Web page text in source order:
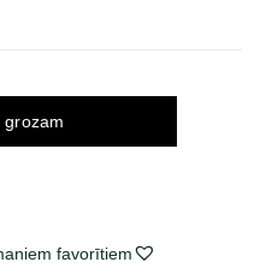
grozam
favorītiem